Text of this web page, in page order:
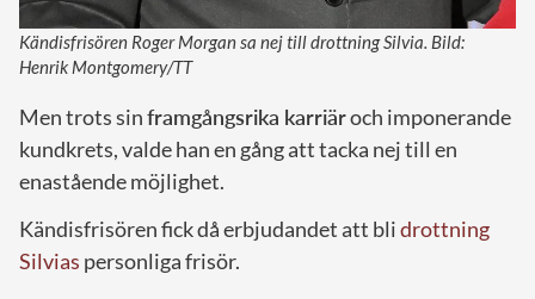
Kändisfrisören Roger Morgan sa nej till drottning Silvia. Bild:
Henrik Montgomery/TT
Men trots sinframgångsrika karriäroch imponerande
kundkrets, valde han en gång att tacka nej till en
enastående möjlighet.
Kändisfrisören fick då erbjudandet att blidrottning
Silvias personliga frisör.